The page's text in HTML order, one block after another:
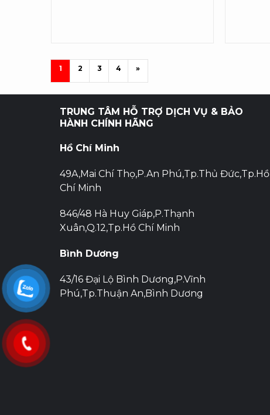
1 2 3 4 »
TRUNG TÂM HỖ TRỢ DỊCH VỤ & BẢO
HÀNH CHÍNH HÃNG
Hồ Chí Minh
49A,Mai Chí Thọ,P.An Phú,Tp.Thủ Đức,Tp.Hồ
Chí Minh
846/48 Hà Huy Giáp,P.Thạnh
Xuân,Q.12,Tp.Hồ Chí Minh
Bình Dương
43/16 Đại Lộ Bình Dương,P.Vĩnh
Phú,Tp.Thuận An,Bình Dương